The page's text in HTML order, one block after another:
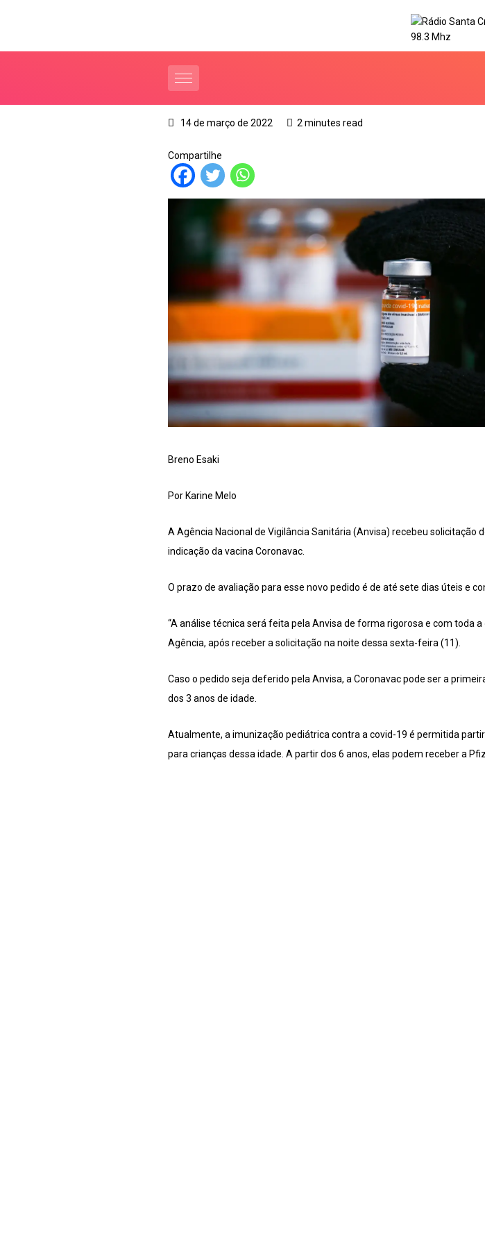
14 de março de 2022 2 minutes read
Compartilhe
Breno Esaki
Por Karine Melo
A Agência Nacional de Vigilância Sanitária (Anvisa) recebeu
indicação da vacina Coronavac.
O prazo de avaliação para esse novo pedido é de até sete dias úteis e
“A análise técnica será feita pela Anvisa de forma rigorosa e com toda
Agência, após receber a solicitação na noite dessa sexta-feira (11).
Caso o pedido seja deferido pela Anvisa, a Coronavac pode ser a
dos 3 anos de idade.
Atualmente, a imunização pediátrica contra a covid-19 é permitida
para crianças dessa idade. A partir dos 6 anos, elas podem receber a